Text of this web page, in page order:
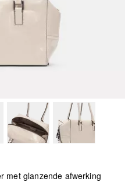
met glanzende afwerking